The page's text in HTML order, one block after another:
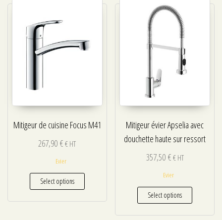
Mitigeur de cuisine Focus M41
267,90€ € HT
Evier
Select options
Mitigeur évier Apselia avec
douchette haute sur ressort
357,50 € € HT
Evier
Select options